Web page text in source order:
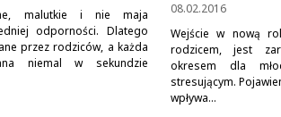
malutkie i nie maja
odporności. Dlatego
przez rodziców, a każda
niemal w sekundzie
08.02.2016
Wejście w nową
rodzicem, jest
okresem dla
stresującym.
wpływa...